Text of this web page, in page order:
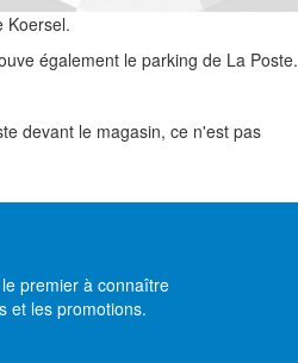
Koersel.
également le parking de La Poste.
devant le magasin, ce n'est pas
premier à connaître
et les promotions.